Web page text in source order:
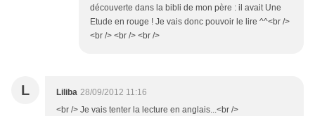
découverte dans la bibli de mon père : il avait Une
Etude en rouge ! Je vais donc pouvoir le lire ^^<br />
<br /> <br /> <br />
L Liliba 28/09/2012 11:16
<br /> Je vais tenter la lecture en anglais...<br />